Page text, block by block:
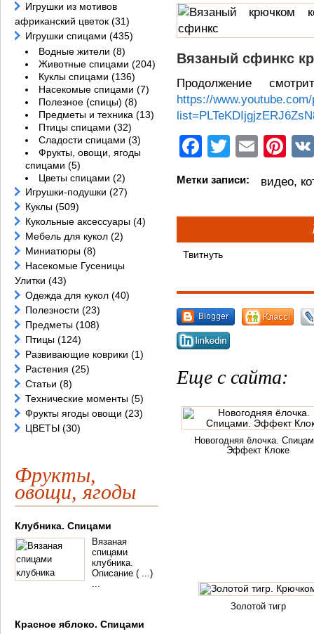
Вязаный сфинкс
Продолжение
https://
Facebook
Twitter
Email
Метки записи: видео,
Твитнуть
Еще с сайта:
Новогодняя ёлочка.
Эффект Клоке
Золотой тигр
Игрушки из мотивов
африканский цветок (31)
Игрушки спицами (435)
Водные жители (8)
Животные спицами (204)
Куклы спицами (136)
Насекомые спицами (7)
Полезное (спицы) (8)
Предметы и техника (13)
Птицы спицами (32)
Сладости спицами (3)
Фрукты, овощи, ягоды
спицами (5)
Цветы спицами (2)
Игрушки-подушки (27)
Куклы (509)
Кукольные аксессуары (4)
Мебель для кукол (2)
Миниатюры (8)
Насекомые Гусеницы
Улитки (43)
Одежда для кукол (40)
Полезности (23)
Предметы (108)
Птицы (124)
Развивающие коврики (1)
Растения (25)
Статьи (8)
Технические моменты (5)
Фрукты ягоды овощи (23)
ЦВЕТЫ (30)
Фрукты,
овощи, ягоды
Клубника. Спицами
Вязаная
спицами
клубника.
Описание ( ...)
...
Красное яблоко. Спицами